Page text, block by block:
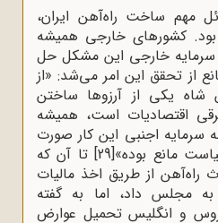
مهم ساخت راه‌آهن ایران،
کشورهای خارجی همیشه
سرمایه خارجی این مشکل حل
از تحقق این امر می‌شد: «از
شاه یکی از آرزوها ساختن
اقتصادیات است، همیشه
سرمایه اجنبی این کار صورت
مانع بوده»[29]
تا آن ‌که
راه‌آهن از طریق اخذ مالیات
مجلس داد، اما به گفته
و انگلیس تحمیل عوارض